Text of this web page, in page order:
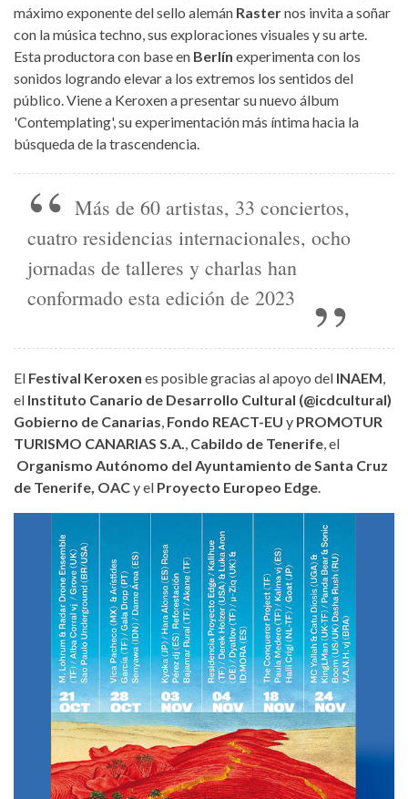
máximo exponente del sello alemán Rasternos invita a soñar
con la música techno, sus exploraciones visuales y su arte.
Esta productora con base en Berlín experimenta con los
sonidos logrando elevar a los extremos los sentidos del
público. Viene a Keroxen a presentar su nuevo álbum
'Contemplating', su experimentación más íntima hacia la
búsqueda de la trascendencia.
Más de 60 artistas, 33 conciertos,
cuatro residencias internacionales, ocho
jornadas de talleres y charlas han
conformado esta edición de 2023
El Festival Keroxen es posible gracias al apoyo del INAEM
el Instituto Canario de Desarrollo Cultural (@icdcultural)
Gobierno de Canarias Fondo REACT-EU y PROMOTUR
TURISMO CANARIAS S.A. Cabildo de Tenerife , el
Organismo Autónomo del Ayuntamiento de Santa Cruz
de Tenerife, OACy el Proyecto Europeo Edge
cartel-keroxen-2023_dias.jpg